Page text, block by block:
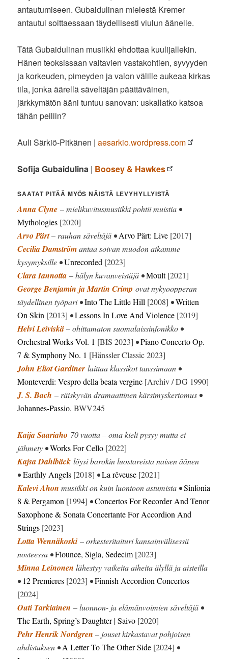
antautumiseen. Gubaidulinan mielestä Kremer
antautui soittaessaan täydellisesti viulun äänelle.
Tätä Gubaidulinan musiikki ehdottaa kuulijallekin.
Hänen teoksissaan valtavien vastakohtien, syvyyden
ja korkeuden, pimeyden ja valon välille aukeaa kirkas
tila, jonka äärellä säveltäjän päättäväinen,
järkkymätön ääni tuntuu sanovan: uskallatko katsoa
tähän peiliin?
Auli Särkiö-Pitkänen |aesarkio.wordpress.com
Sofija Gubaidulina | Boosey & Hawkes
SAATAT PITÄÄ MYÖS NÄISTÄ LEVYHYLLYISTÄ
Anna Clyne – mielikuvitusmusiikki pohtii muistia •
Mythologies [2020]
Arvo Pärt– rauhan säveltäjä •Arvo Pärt: Live [2017]
Cecilia Damströmantaa soivan muodon aikamme
kysymyksille •Unrecorded [2023]
Clara Iannotta – hälyn kuvanveistäjä •Moult[2021]
George Benjamin ja Martin Crimp ovat nykyoopperan
täydellinen työpari •Into The Little Hill [2008] •Written
On Skin [2013] •Lessons In Love And Violence [2019]
Helvi Leiviskä– ohittamaton suomalaissinfonikko •
Orchestral Works Vol. 1 [BIS 2023] •Piano Concerto Op.
7 & Symphony No. 1 [Hänssler Classic 2023]
John Eliot Gardiner laittaa klassikot tanssimaan •
Monteverdi: Vespro della beata vergine [Archiv / DG 1990]
J. S. Bach – räiskyvän dramaattinen kärsimyskertomus •
Johannes-Passio, BWV245
Kaija Saariaho 70 vuotta – oma kieli pysyy mutta ei
jähmety •Works For Cello [2022]
Kajsa Dahlbäck löysi barokin luostareista naisen äänen
•Earthly Angels [2018] •La rêveuse [2021]
Kalevi Ahon musiikki on kuin luontoon astumista •Sinfonia
8 & Pergamon [1994] •Concertos For Recorder And Tenor
Saxophone & Sonata Concertante For Accordion And
Strings [2023]
Lotta Wennäkoski – orkesteritaituri kansainvälisessä
nosteessa •Flounce, Sigla, Sedecim [2023]
Minna Leinonen lähestyy vaikeita aiheita älyllä ja aisteilla
• 12 Premieres [2023] •Finnish Accordion Concertos
[2024]
Outi Tarkiainen – luonnon- ja elämänvoimien säveltäjä •
The Earth, Spring’s Daughter | Saivo [2020]
Pehr Henrik Nordgren – jouset kirkastavat pohjoisen
ahdistuksen •A Letter To The Other Side [2024] •